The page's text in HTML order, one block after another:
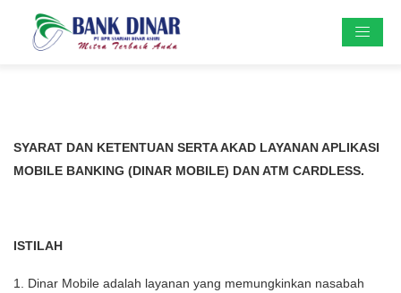
SYARAT DAN KETENTUAN SERTA AKAD LAYANAN APLIKASI
MOBILE BANKING (DINAR MOBILE) DAN ATM CARDLESS.
ISTILAH
1. Dinar Mobile adalah layanan yang memungkinkan nasabah